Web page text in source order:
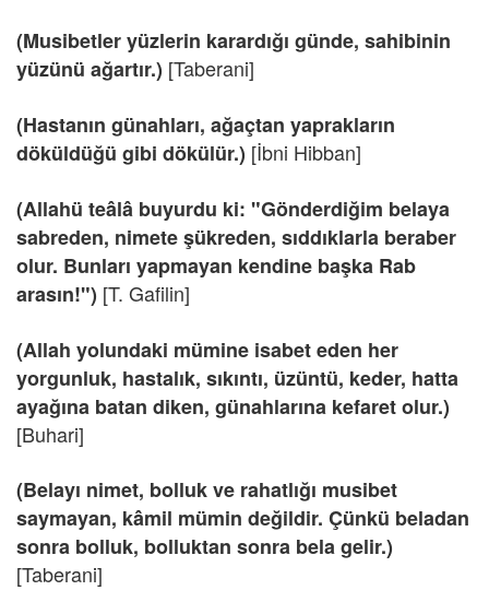
(Musibetler yüzlerin karardığı günde, sahibinin
yüzünü ağartır.) [Taberani]
(Hastanın günahları, ağaçtan yaprakların
döküldüğü gibi dökülür.) [İbni Hibban]
(Allahü teâlâ buyurdu ki: "Gönderdiğim belaya
sabreden, nimete şükreden, sıddıklarla beraber
olur. Bunları yapmayan kendine başka Rab
arasın!") [T. Gafilin]
(Allah yolundaki mümine isabet eden her
yorgunluk, hastalık, sıkıntı, üzüntü, keder, hatta
ayağına batan diken, günahlarına kefaret olur.)
[Buhari]
(Belayı nimet, bolluk ve rahatlığı musibet
saymayan, kâmil mümin değildir. Çünkü beladan
sonra bolluk, bolluktan sonra bela gelir.)
[Taberani]